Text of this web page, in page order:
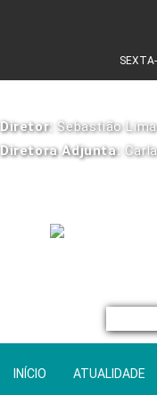
Diretor: Sebastião Lima
Diretora Adjunta:
INÍCIO ATUALIDADE